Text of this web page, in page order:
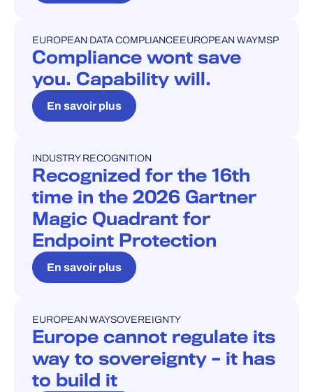
BLOG
EUROPEAN DATA COMPLIANCEEUROPEAN WAYMSP
Compliance wont save
you. Capability will.
En savoir plus
INDUSTRY RECOGNITION
INDUSTRY RECOGNITION
Recognized for the 16th
time in the 2026 Gartner
Magic Quadrant for
Endpoint Protection
En savoir plus
BLOG
EUROPEAN WAYSOVEREIGNTY
Europe cannot regulate its
way to sovereignty – it has
to build it